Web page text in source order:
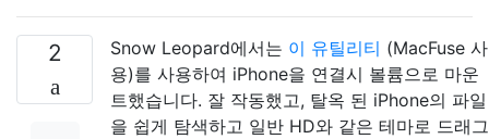
2 Snow Leopard에서는 이 유틸리티 (MacFuse 사
용)를 사용하여 iPhone을 연결시 볼륨으로 마운
트했습니다. 잘 작동했고, 탈옥 된 iPhone의 파일
을 쉽게 탐색하고 일반 HD와 같은 테마로 드래그